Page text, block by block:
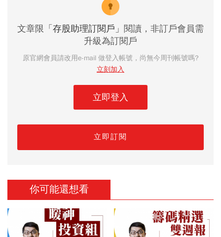
文章限 「存股助理訂閱戶」 閱讀，非訂戶會員需
升級為訂閱戶
原官網會員請改用e-mail 做登入帳號，尚無今周刊帳號嗎?
立刻加入
立即登入
立即訂閱
你可能還想看